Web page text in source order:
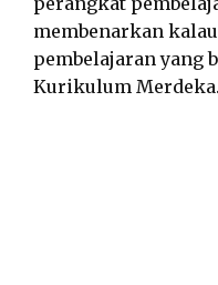
membenarkan
pembelajaran yang
Kurikulum Merdeka.